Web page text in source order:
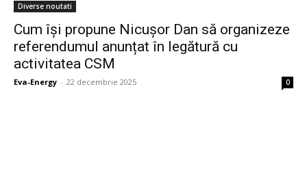
Diverse noutati
Cum își propune Nicușor Dan să organizeze
referendumul anunțat în legătură cu
activitatea CSM
Eva-Energy - 22 decembrie 2025 0